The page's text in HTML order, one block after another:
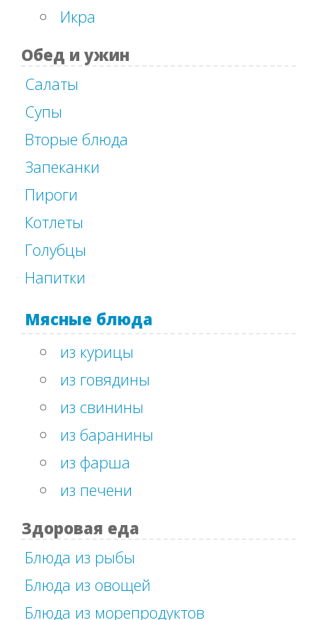
Икра
Обед и ужин
Салаты
Супы
Вторые блюда
Запеканки
Пироги
Котлеты
Голубцы
Напитки
Мясные блюда
из курицы
из говядины
из свинины
из баранины
из фарша
из печени
Здоровая еда
Блюда из рыбы
Блюда из овощей
Блюда из морепродуктов